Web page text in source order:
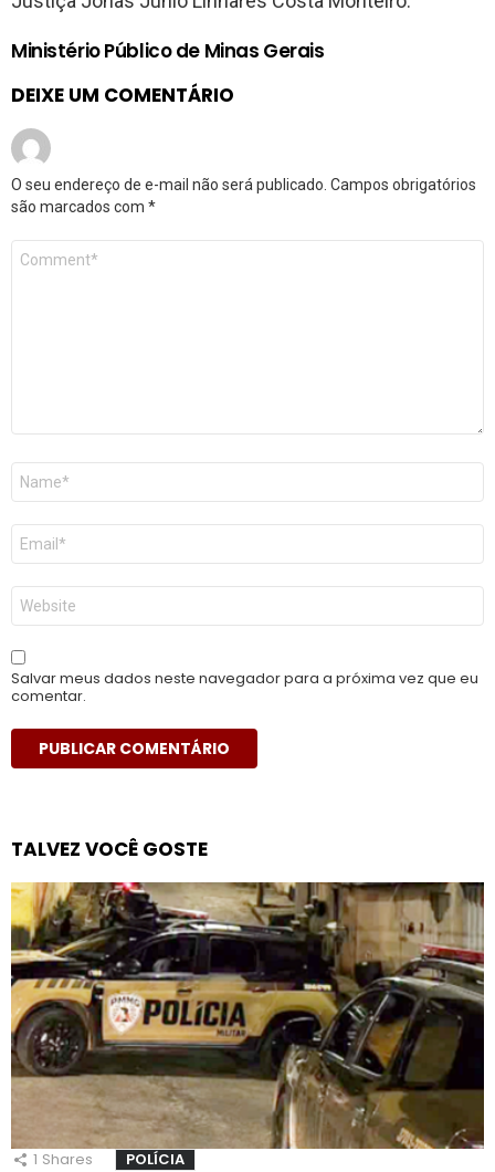
Ministério Público de Minas Gerais
DEIXE UM COMENTÁRIO
O seu endereço de e-mail não será publicado. Campos obrigatórios
são marcados com *
Comentário
Nome
E-
mail
*
Site
Salvar meus dados neste navegador para a próxima vez que eu
comentar.
TALVEZ VOCÊ GOSTE
1 Shares POLÍCIA